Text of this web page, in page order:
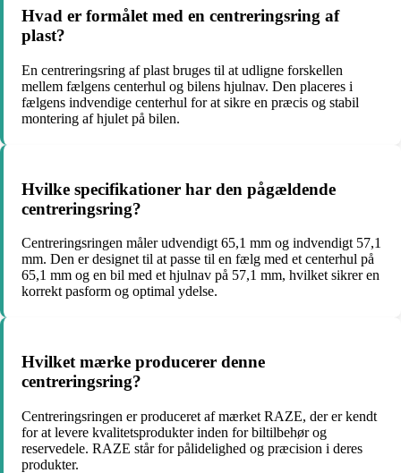
Hvad er formålet med en centreringsring af
plast?
En centreringsring af plast bruges til at udligne forskellen
mellem fælgens centerhul og bilens hjulnav. Den placeres i
fælgens indvendige centerhul for at sikre en præcis og stabil
montering af hjulet på bilen.
Hvilke specifikationer har den pågældende
centreringsring?
Centreringsringen måler udvendigt 65,1 mm og indvendigt 57,1
mm. Den er designet til at passe til en fælg med et centerhul på
65,1 mm og en bil med et hjulnav på 57,1 mm, hvilket sikrer en
korrekt pasform og optimal ydelse.
Hvilket mærke producerer denne
centreringsring?
Centreringsringen er produceret af mærket RAZE, der er kendt
for at levere kvalitetsprodukter inden for biltilbehør og
reservedele. RAZE står for pålidelighed og præcision i deres
produkter.